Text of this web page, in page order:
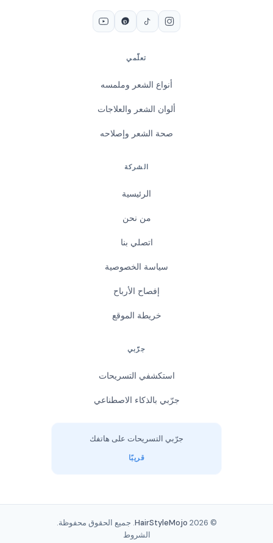
تعلّمي
أنواع الشعر وملمسه
ألوان الشعر والعلاجات
صحة الشعر وإصلاحه
الشركة
الرئيسية
من نحن
اتصلي بنا
سياسة الخصوصية
إفصاح الأرباح
خريطة الموقع
جرّبي
استكشفي التسريحات
جرّبي بالذكاء الاصطناعي
جرّبي التسريحات على هاتفك
قريبًا
© 2026
HairStyleMojo. جميع الحقوق محفوظة.
الشروط